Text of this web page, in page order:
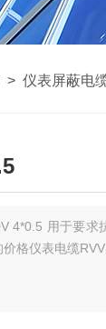
> 仪表屏蔽电
4*0.5 用于要求
格仪表电缆